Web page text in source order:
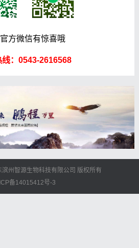
方微信有惊喜哦
线：0543-2616568
州智源生物科技有限公司 版权所有
备14015412号-3